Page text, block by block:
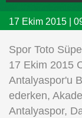
Twitter
iOS
17 Ekim 2015 |
Spor Toto
17 Ekim 2015
Antalyaspor'u
ederken,
Antalyaspor,